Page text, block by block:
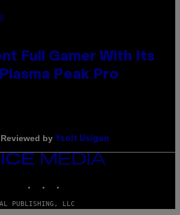
Full Gamer With Its
Peak Pro
by Ysolt Usigan
PUBLISHING, LLC